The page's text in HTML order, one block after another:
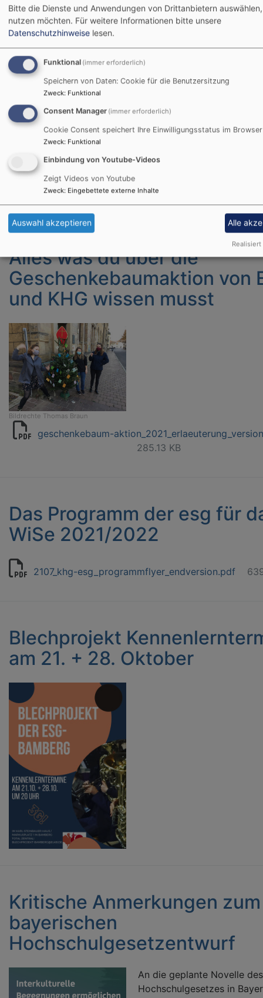
Adventskalender der
Evangelischen
Erwachsenenbildung
Bildrechte EEB
Die ESG hat den Anfang für den
wundersamen Wichtelgeschichte
lässt sich ein Türchen öffnen und zeigt ein kleine Video. Viel Spaß dabei!
advent.eeb-bamberg.de
Alles was du über die
Geschenkebaumaktion von
und KHG wissen musst
Bildrechte Thomas Braun
geschenkebaum-
285.13 KB
Das Programm der esg für
WiSe 2021/2022
2107_khg-esg_programmflyer_endversion.pdf
Blechprojekt
am 21. + 28. Oktober
Kritische Anmerkungen zum
bayerischen
Hochschulgesetzentwurf
An die geplante Novelle des
Hochschulgesetzes in
Bitte die Dienste und Anwendungen von Drittanbietern
nutzen möchten. Für weitere Informationen bitte unsere
Datenschutzhinweise lesen.
Funktional (immer erforderlich)
Speichern von Daten: Cookie für die Benutzersitzung
Zweck: Funktional
Consent Manager (immer erforderlich)
Cookie Consent speichert Ihre Einwilligungsstatus im Browser
Zweck: Funktional
Einbindung von Youtube-Videos
Zeigt Videos von Youtube
Zweck: Eingebettete externe Inhalte
Auswahl akzeptieren Alle